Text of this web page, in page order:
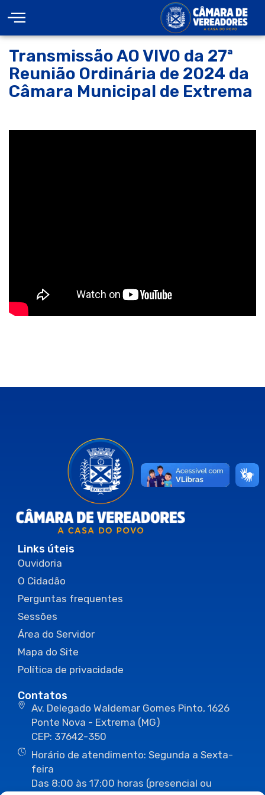
Transmissão AO VIVO da 27ª
Reunião Ordinária de 2024 da
Câmara Municipal de Extrema
Links úteis
Ouvidoria
O Cidadão
Perguntas frequentes
Sessões
Área do Servidor
Mapa do Site
Política de privacidade
Contatos
Av. Delegado Waldemar Gomes Pinto, 1626
Ponte Nova - Extrema (MG)
CEP: 37642-350
Horário de atendimento: Segunda a Sexta-
feira
Das 8:00 às 17:00 horas (presencial ou